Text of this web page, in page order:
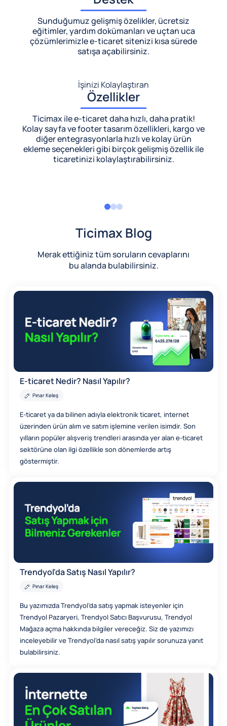
Sunduğumuz gelişmiş özelikler, ücretsiz
eğitimler, yardım dokümanları ve uçtan uca
çözümlerimizlee-ticaret sitenizi kısa sürede
satışa açabilirsiniz.
İşinizi Kolaylaştıran
Özellikler
Ticimax ile e-ticaret daha hızlı, daha pratik!
Kolay sayfa ve footer tasarım özellikleri, kargo ve
diğer entegrasyonlarla hızlı ve kolay ürün
ekleme seçenekleri gibi birçok gelişmiş özellik ile
ticaretinizi kolaylaştırabilirsiniz.
Ticimax Blog
Merak ettiğiniz tüm soruların cevaplarını
bu alanda bulabilirsiniz.
E-ticaret Nedir? Nasıl Yapılır?
Pınar Keleş
E-ticaret ya da bilinen adıyla elektronik ticaret, internet
üzerinden ürün alım ve satım işlemine verilen isimdir. Son
yılların popüler alışveriş trendleri arasında yer alan e-ticaret
sektörüne olan ilgi özellikle son dönemlerde artış
göstermiştir.
Trendyol'da Satış Nasıl Yapılır?
Pınar Keleş
Bu yazımızda Trendyol’da satış yapmak isteyenler için
Trendyol Pazaryeri, Trendyol Satıcı Başvurusu, Trendyol
Mağaza açma hakkında bilgiler vereceğiz. Siz de yazımızı
inceleyebilir ve Trendyol’da nasıl satış yapılır sorunuza yanıt
bulabilirsiniz.